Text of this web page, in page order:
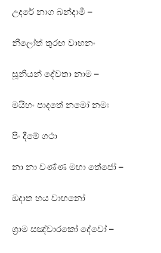
උදරේ නාග බන්දාමී –
නීලෝත් තුරඟ වාහනං
සූනියන් දේවතා නාම –
මයිහං පාදතේ නමෝ නමඃ
පිං දීමේ ගථා
නා නා වණ්‌ණ මහා තේජෝ –
ඔදාත භය වාහනෝ
ග්‍රාම සඤ්චාරකෝ දේවෝ –